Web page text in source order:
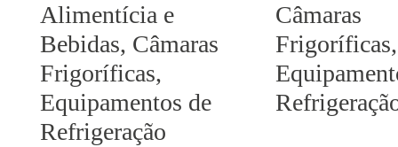
Alimentícia e
Bebidas, Câmaras
Frigoríficas,
Equipamentos de
Refrigeração
Câmaras
Frigoríficas,